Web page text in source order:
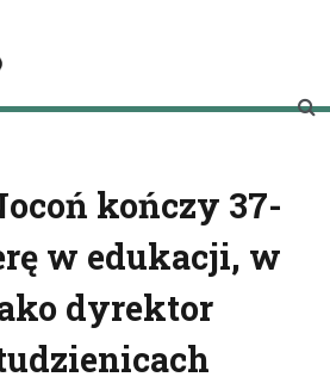
o Pszczynie
kończy 37-
w edukacji, w
dyrektor